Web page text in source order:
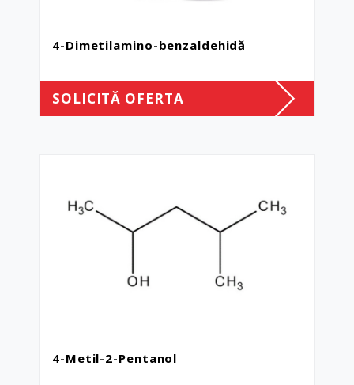
4-Dimetilamino-benzaldehidă
SOLICITĂ OFERTA
4-Metil-2-Pentanol